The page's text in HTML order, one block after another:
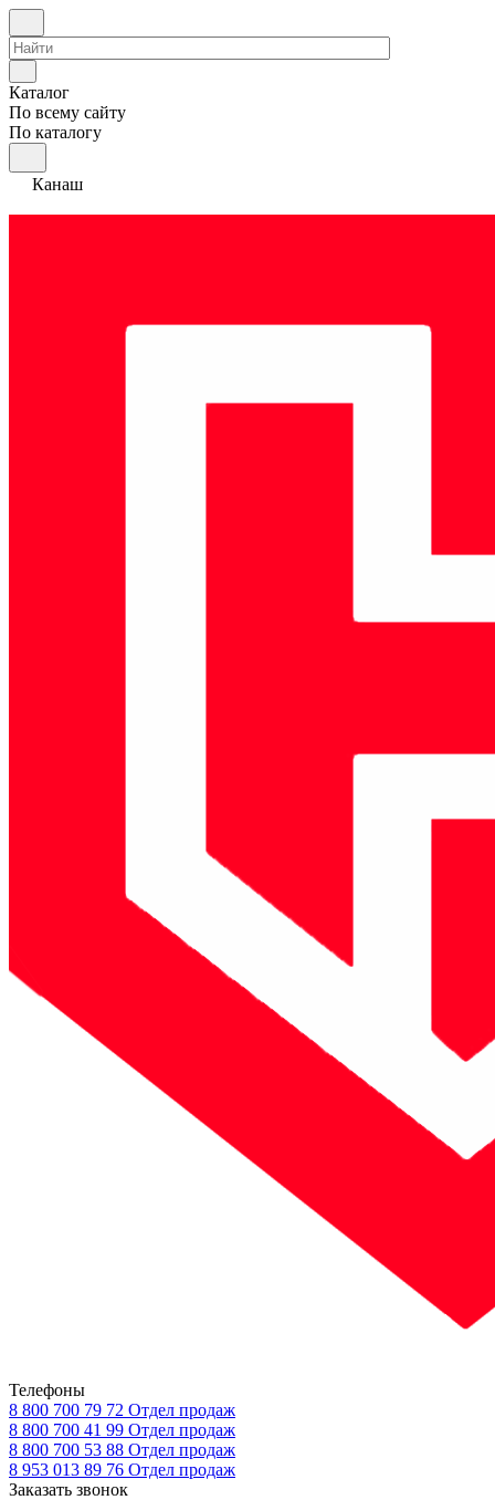
Каталог
По всему сайту
По каталогу
Канаш
Телефоны
8 800 700 79 72 Отдел продаж
8 800 700 41 99 Отдел продаж
8 800 700 53 88 Отдел продаж
8 953 013 89 76 Отдел продаж
Заказать звонок